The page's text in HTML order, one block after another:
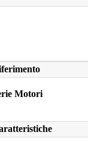
Motori